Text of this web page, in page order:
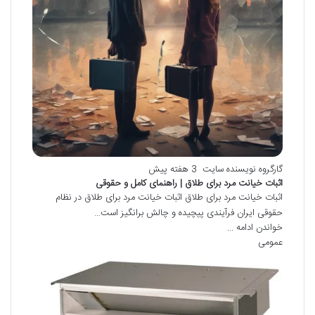
گارگروه نویسنده سایت 3 هفته پیش
اثبات خیانت مرد برای طلاق | راهنمای کامل و حقوقی
اثبات خیانت مرد برای طلاق اثبات خیانت مرد برای طلاق در نظام
حقوقی ایران فرآیندی پیچیده و چالش برانگیز است…
خواندن ادامه ...
عمومی